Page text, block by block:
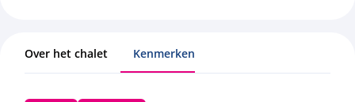
Over het chalet Kenmerken